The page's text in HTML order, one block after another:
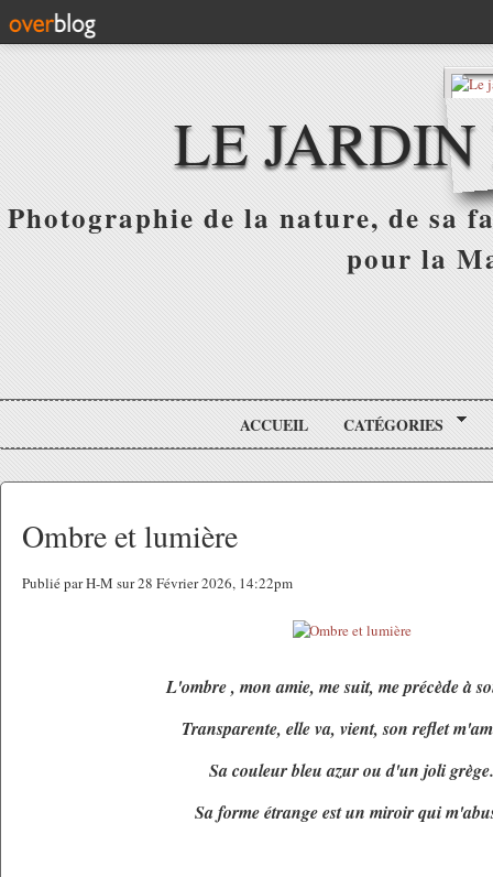
LE
Photographie de la nature, de sa
pour la
ACCUEIL CATÉGORIES
Ombre et lumière
Publié par H-M sur 28 Février 2026, 14:22pm
L'ombre , mon amie, me suit, me précède à
Transparente, elle va, vient, son reflet
Sa couleur bleu azur ou d'un joli
Sa forme étrange est un miroir qui